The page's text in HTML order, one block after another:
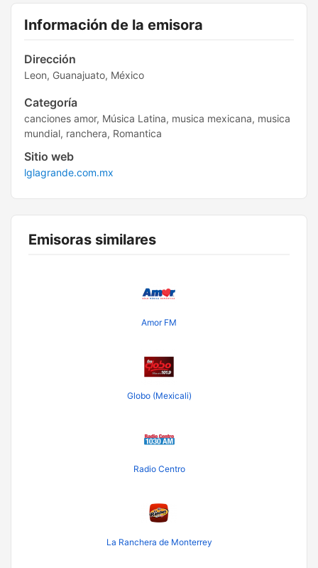
Información de la emisora
Dirección
Leon, Guanajuato, México
Categoría
canciones amor, Música Latina, musica mexicana, musica
mundial, ranchera, Romantica
Sitio web
lglagrande.com.mx
Emisoras similares
Amor FM
Globo (Mexicali)
Radio Centro
La Ranchera de Monterrey